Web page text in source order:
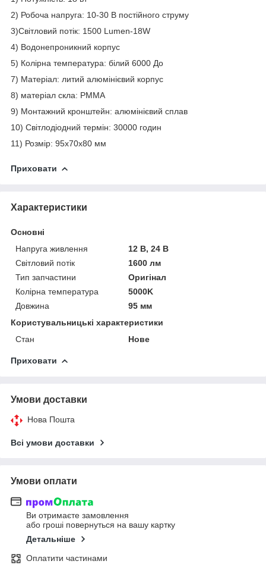
2) Робоча напруга: 10-30 В постійного струму
3)Світловий потік: 1500 Lumen-18W
4) Водонепроникний корпус
5) Колірна температура: білий 6000 До
7) Матеріал: литий алюмінієвий корпус
8) матеріал скла: PMMA
9) Монтажний кронштейн: алюмінієвий сплав
10) Світлодіодний термін: 30000 годин
11) Розмір: 95х70х80 мм
Приховати
Характеристики
Основні
Напруга живлення
12 В, 24 В
Світловий потік
1600 лм
Тип запчастини
Оригінал
Колірна температура
5000K
Довжина
95 мм
Користувальницькі характеристики
Стан
Нове
Приховати
Умови доставки
Нова Пошта
Всі умови доставки
Умови оплати
Ви отримаєте замовлення
або гроші повернуться на вашу картку
Детальніше
Оплатити частинами